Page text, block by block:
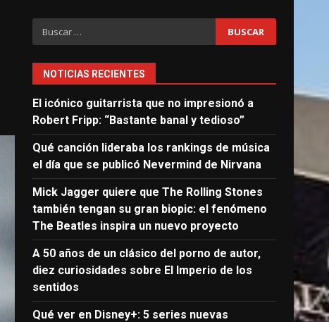
Buscar:
NOTICIAS RECIENTES
El icónico guitarrista que no impresionó a
Robert Fripp: “Bastante banal y tedioso”
Qué canción lideraba los rankings de música
el día que se publicó Nevermind de Nirvana
Mick Jagger quiere que The Rolling Stones
también tengan su gran biopic: el fenómeno
The Beatles inspira un nuevo proyecto
A 50 años de un clásico del porno de autor,
diez curiosidades sobre El Imperio de los
sentidos
Qué ver en Disney+: 5 series nuevas